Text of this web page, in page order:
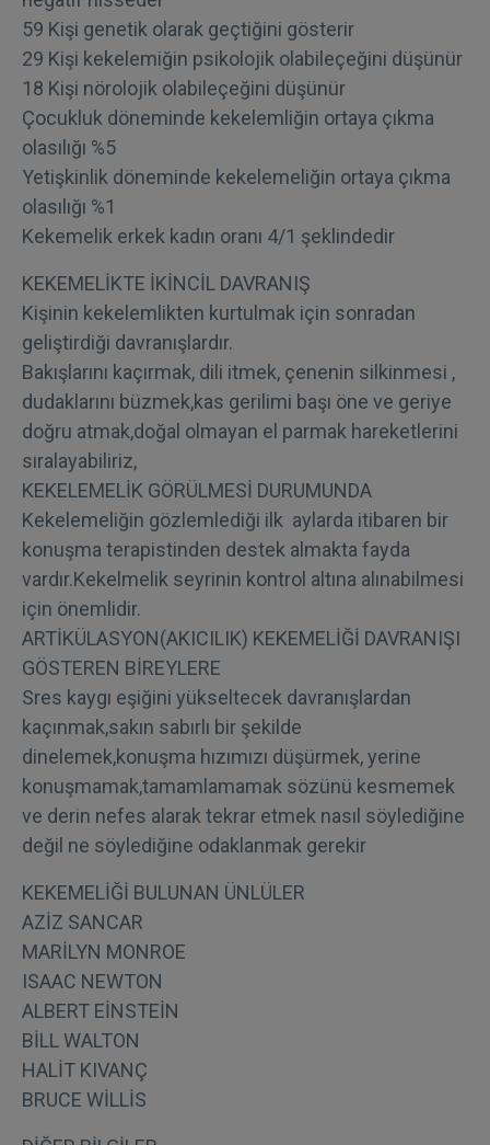
59 Kişi genetik olarak geçtiğini gösterir
29 Kişi kekelemiğin psikolojik olabileçeğini düşünür
18 Kişi nörolojik olabileçeğini düşünür
Çocukluk döneminde kekelemliğin ortaya çıkma
olasılığı %5
Yetişkinlik döneminde kekelemeliğin ortaya çıkma
olasılığı %1
Kekemelik erkek kadın oranı 4/1 şeklindedir
KEKEMELİKTE İKİNCİL DAVRANIŞ
Kişinin kekelemlikten kurtulmak için sonradan
geliştirdiği davranışlardır.
Bakışlarını kaçırmak, dili itmek, çenenin silkinmesi ,
dudaklarını büzmek,kas gerilimi başı öne ve geriye
doğru atmak,doğal olmayan el parmak hareketlerini
sıralayabiliriz,
KEKELEMELİK GÖRÜLMESİ DURUMUNDA
Kekelemeliğin gözlemlediği ilk aylarda itibaren bir
konuşma terapistinden destek almakta fayda
vardır.Kekelmelik seyrinin kontrol altına alınabilmesi
için önemlidir.
ARTİKÜLASYON(AKICILIK) KEKEMELİĞİ DAVRANIŞI
GÖSTEREN BİREYLERE
Sres kaygı eşiğini yükseltecek davranışlardan
kaçınmak,sakın sabırlı bir şekilde
dinelemek,konuşma hızımızı düşürmek, yerine
konuşmamak,tamamlamamak sözünü kesmemek
ve derin nefes alarak tekrar etmek nasıl söylediğine
değil ne söylediğine odaklanmak gerekir
KEKEMELİĞİ BULUNAN ÜNLÜLER
AZİZ SANCAR
MARİLYN MONROE
ISAAC NEWTON
ALBERT EİNSTEİN
BİLL WALTON
HALİT KIVANÇ
BRUCE WİLLİS